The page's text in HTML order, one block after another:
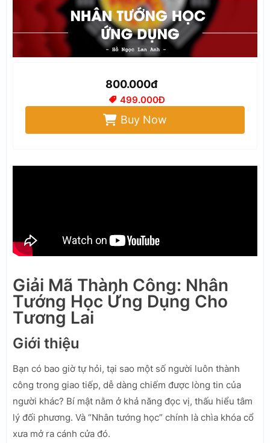
800.000đ
499.000Đ
Buy Now
Giải Mã Thành Công: Nhân
Tướng Học Ứng Dụng Cho
Tương Lai
Giới thiệu
Bạn có bao giờ tự hỏi, tại sao một số người luôn thành
công trong giao tiếp, dễ dàng chiếm được lòng tin của
người khác? Bí mật nằm ở khả năng đọc vị, thấu hiểu tâm
lý đối phương. Và “Nhân tướng học” chính là chìa khóa cổ
xưa mở ra cánh cửa đó.